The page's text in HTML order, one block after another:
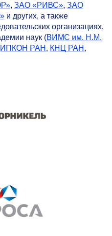
, ЗАО «РИВС», ЗАО
и других, а также
организациях,
наук (ВИМС им. Н.М.
ИПКОН РАН , КНЦ РАН ,